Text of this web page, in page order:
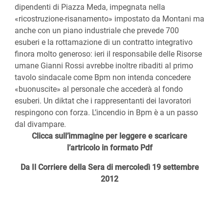
dipendenti di Piazza Meda, impegnata nella
«ricostruzione-risanamento» impostato da Montani ma
anche con un piano industriale che prevede 700
esuberi e la rottamazione di un contratto integrativo
finora molto generoso: ieri il responsabile delle Risorse
umane Gianni Rossi avrebbe inoltre ribaditi al primo
tavolo sindacale come Bpm non intenda concedere
«buonuscite» al personale che accederà al fondo
esuberi. Un diktat che i rappresentanti dei lavoratori
respingono con forza. L’incendio in Bpm è a un passo
dal divampare.
Clicca sull’immagine per leggere e scaricare
l’artricolo in formato Pdf
Da Il Corriere della Sera di mercoledì 19 settembre
2012